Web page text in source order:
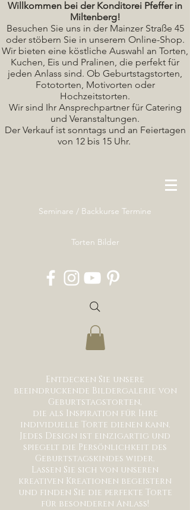
Willkommen bei der Konditorei Pfeffer in
Miltenberg!
Besuchen Sie uns in der Mainzer Straße 45
oder stöbern Sie in unserem Online-Shop.
Wir bieten eine köstliche Auswahl an Torten,
Kuchen, Eis und Pralinen, die perfekt für
jeden Anlass sind. Ob Geburtstagstorten,
Fototorten, Motivorten oder
Hochzeitstorten.
Wir sind Ihr Ansprechpartner für Catering
und Veranstaltungen.
Der Verkauf ist sonntags und an Feiertagen
von 12 bis 15 Uhr.
Seminare / Backkurse Termine
Torten Bilder
Entdecken Sie unsere
beeindruckende Bildergalerie von
Geburtstagstorten,
die als Inspiration für Ihre
individuelle Torte dienen kann.
Jedes Design ist einzigartig und
spiegelt die Persönlichkeit des
Geburtstagskindes wider.
Lassen Sie sich von unseren
kreativen Kreationen begeistern
und finden Sie die perfekte Torte
für besonderen Anlass!